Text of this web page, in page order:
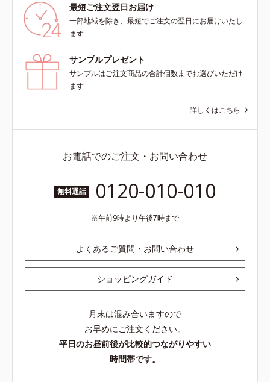
最短ご注文翌日お届け
一部地域を除き、最短でご注文の翌日にお届けいたし
ます
サンプルプレゼント
サンプルはご注文商品の合計個数までお選びいただけ
ます
詳しくはこちら
お電話でのご注文・お問い合わせ
無料通話 0120-010-010
午前9時より午後7時まで
よくあるご質問・お問い合わせ
ショッピングガイド
月末は混み合いますので
お早めにご注文ください。
平日のお昼前後が比較的つながりやすい
時間帯です。